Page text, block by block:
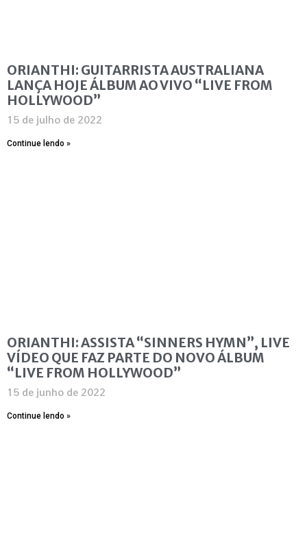
ORIANTHI: GUITARRISTA AUSTRALIANA
LANÇA HOJE ÁLBUM AO VIVO “LIVE FROM
HOLLYWOOD”
15 de julho de 2022
Continue lendo »
ORIANTHI: ASSISTA “SINNERS HYMN”, LIVE
VÍDEO QUE FAZ PARTE DO NOVO ÁLBUM
“LIVE FROM HOLLYWOOD”
15 de junho de 2022
Continue lendo »